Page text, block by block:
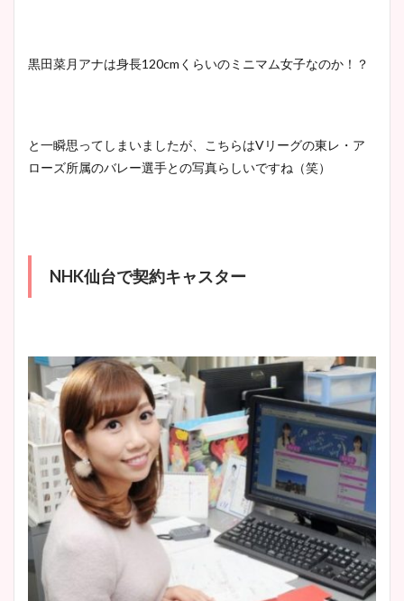
黒田菜月アナは身長120cmくらいのミニマム女子なのか！？
と一瞬思ってしまいましたが、こちらはVリーグの東レ・ア
ローズ所属のバレー選手との写真らしいですね（笑）
NHK仙台で契約キャスター